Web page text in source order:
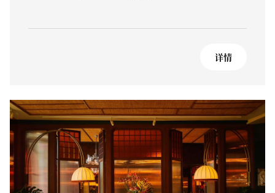
详情